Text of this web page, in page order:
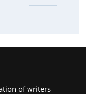
of writers